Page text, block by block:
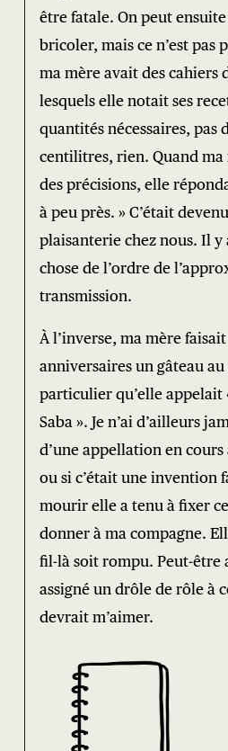
être fatale. On peut ensuite
bricoler, mais ce n’est pas
ma mère avait des cahiers
lesquels elle notait ses
quantités nécessaires, pas
centilitres, rien. Quand
des précisions, elle
à peu près. » C’était
plaisanterie chez nous. Il
chose de l’ordre de
transmission.
À l’inverse, ma mère
anniversaires un gâteau
particulier qu’elle appelait
Saba ». Je n’ai d’ailleurs
d’une appellation en
ou si c’était une invention
mourir elle a tenu à fixer
donner à ma compagne.
fil-là soit rompu. Peut-être
assigné un drôle de rôle à
devrait m’aimer.